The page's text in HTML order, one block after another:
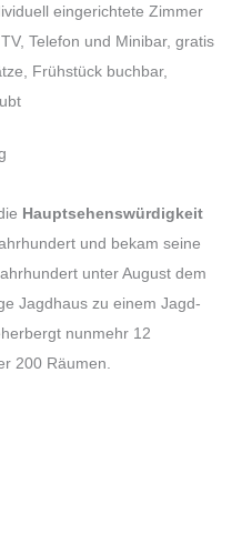
eingerichtete Zimmer
Telefon und Minibar, gratis
Frühstück buchbar,
Hauptsehenswürdigkeit
und bekam seine
unter August dem
Jagdhaus zu einem Jagd-
nunmehr 12
200 Räumen.